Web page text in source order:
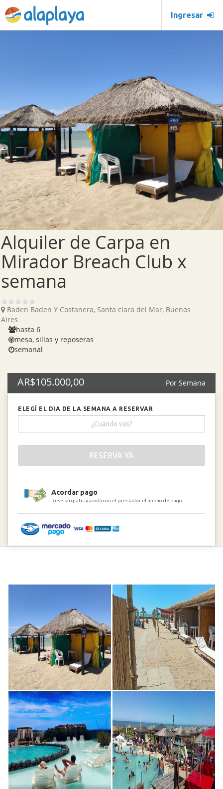
Ingresar
Alquiler de Carpa en
Mirador Breach Club x
semana
Baden Baden Y Costanera, Santa clara del Mar, Buenos
Aires
hasta 6
mesa, sillas y reposeras
semanal
AR$105.000,00 Por Semana
ELEGÍ EL DIA DE LA SEMANA A RESERVAR
RESERVA YA
Acordar pago
Reservá gratis y acodá con el prestador el medio de pago
ALQ
CAR
PAM
BC2
023